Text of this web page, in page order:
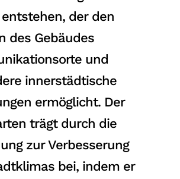
der den
des Gebäudes
und
innerstädtische
ermöglicht. Der
trägt durch die
zur Verbesserung
bei, indem er